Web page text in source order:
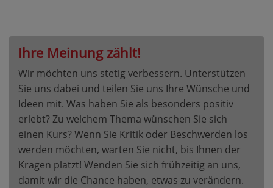
Ihre Meinung zählt!
Wir möchten uns stetig verbessern. Unterstützen
Sie uns dabei und teilen Sie uns Ihre Wünsche und
Ideen mit. Was haben Sie als besonders positiv
erlebt? Zu welchem Thema wünschen Sie sich
einen Kurs? Wenn Sie Kritik oder Beschwerden los
werden möchten, warten Sie nicht, bis Ihnen der
Kragen platzt! Wenden Sie sich frühzeitig an uns,
damit wir die Chance haben, etwas zu verändern.